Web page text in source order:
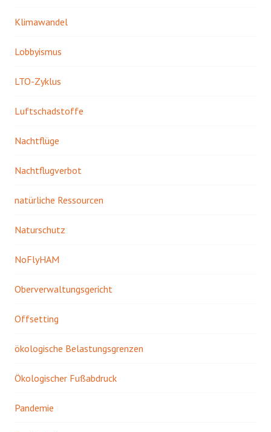
Klimawandel
Lobbyismus
LTO-Zyklus
Luftschadstoffe
Nachtflüge
Nachtflugverbot
natürliche Ressourcen
Naturschutz
NoFlyHAM
Oberverwaltungsgericht
Offsetting
ökologische Belastungsgrenzen
Ökologischer Fußabdruck
Pandemie